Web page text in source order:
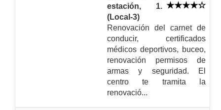
estación, 1.
(Local-3)
Renovación del carnet de
conducir, certificados
médicos deportivos, buceo,
renovación permisos de
armas y seguridad. El
centro te tramita la
renovació...